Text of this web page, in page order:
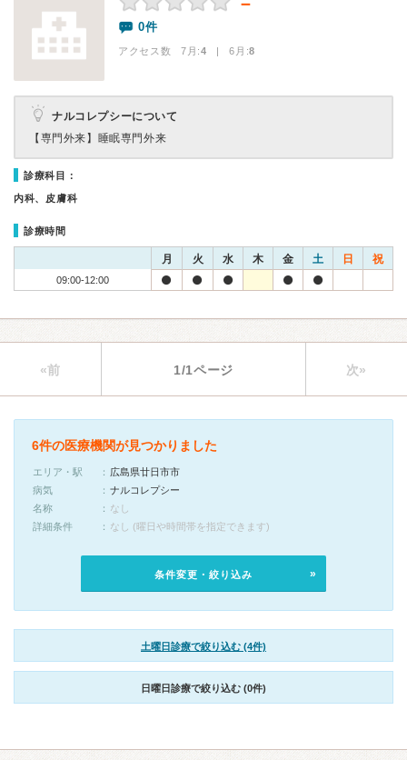
0件
アクセス数 7月:4 | 6月:8
ナルコレプシーについて
【専門外来】 睡眠専門外来
診療科目：
内科、皮膚科
診療時間
月 火 水 木 金 土 日 祝
09:00-12:00
«前 1/1ページ 次»
6件の医療機関が見つかりました
エリア・駅
広島県廿日市市
病気
ナルコレプシー
名称
なし
詳細条件
なし (曜日や時間帯を指定できます)
条件変更・絞り込み
土曜日診療で絞り込む (4件)
日曜日診療で絞り込む (0件)